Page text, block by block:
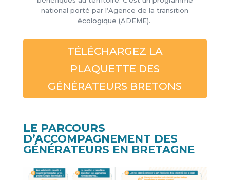
national porté par l’Agence de la transition
écologique (ADEME).
TÉLÉCHARGEZ LA
PLAQUETTE DES
GÉNÉRATEURS BRETONS
LE PARCOURS
D’ACCOMPAGNEMENT DES
GÉNÉRATEURS EN BRETAGNE